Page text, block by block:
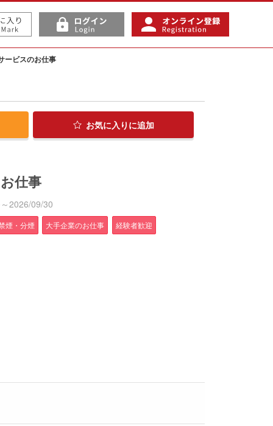
ービスのお仕事
お気に入り に追加
仕事
2026/09/30
煙・分煙 大手企業のお仕事 経験者歓迎